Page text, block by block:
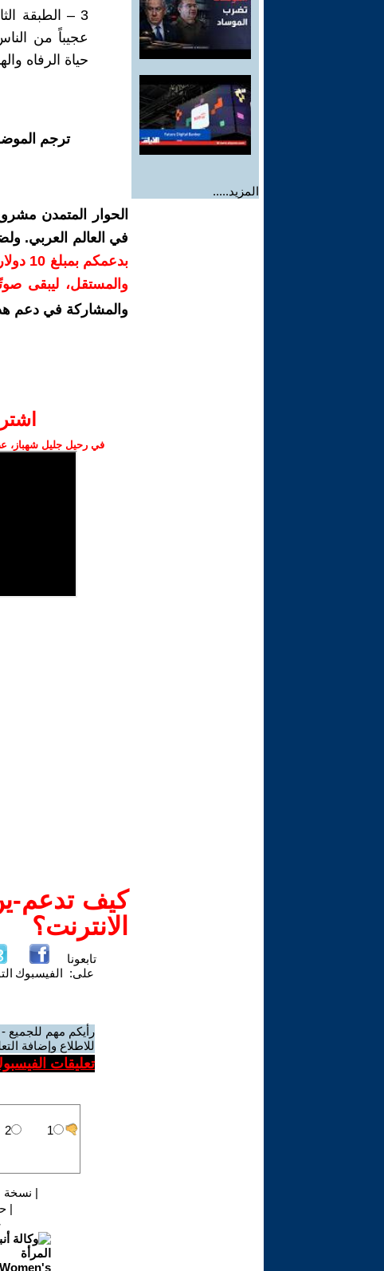
المزيد.....
3 – الطبقة
عجيباً من
حياة الرفاه
ترجم
الحوار المتمدن
في العالم العربي.
والمستقل، ليبقى
والمشاركة في دعم
في رحيل جليل شهباز،
كيف تدعم-
الانترنت؟
تابعونا
على: الفيسبوك
رأيكم مهم للجميع
للاطلاع وإضافة
تعليقات
| نسخة
|